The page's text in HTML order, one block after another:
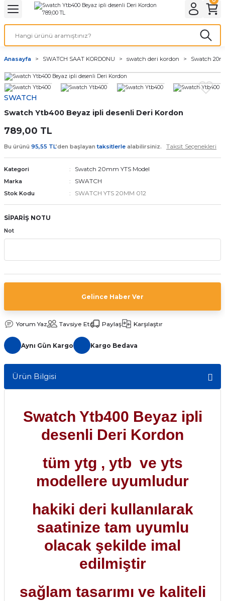
& ELEKTİRİK AYDINLATMA & ELEKTRİK
BİLGİSAYAR
OFİS MALZEMELERİ
ve Cihaz Pilleri
ÇEŞİTLERİ
ÇEŞİTLERİ
Pili
Kordon Çeşitleri
Kordonları
Kordonu
Anasayfa SWATCH SAAT KORDONU swatch deri kordon Swatch
SWATCH
Swatch Ytb400 Beyaz ipli desenli Deri Kordon
789,00 TL
Bu ürünü 95,55 TL’den başlayantaksitlerle alabilirsiniz. Taksit Seçenekleri
Kategori Swatch 20mm YTS Model
Marka SWATCH
Stok Kodu SWATCH YTS 20MM 012
SİPARİŞ NOTU
Not
Gelince Haber Ver
Yorum Yaz Tavsiye Et Paylaş Karşılaştır
Aynı Gün Kargo Kargo Bedava
Ürün Bilgisi
Swatch Ytb400 Beyaz ipli
desenli Deri Kordon
tüm ytg , ytb ve yts
modellere uyumludur
hakiki deri kullanılarak
saatinize tam uyumlu
olacak şekilde imal
edilmiştir
sağlam tasarımı ve kaliteli